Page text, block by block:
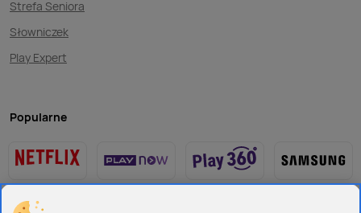
Strefa Seniora
Słowniczek
Play Expert
Popularne